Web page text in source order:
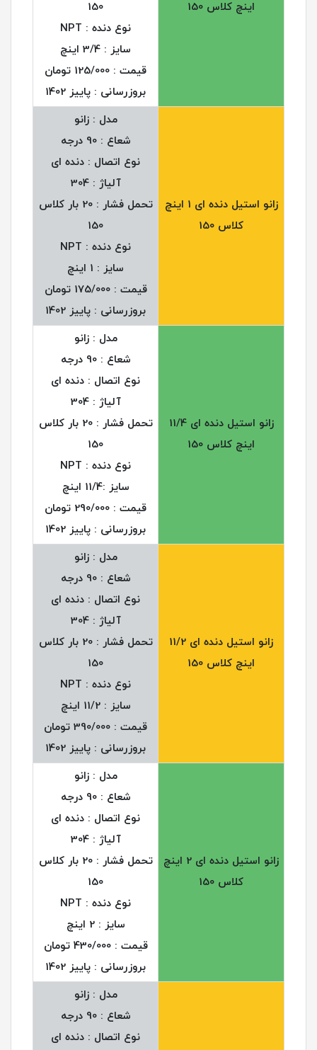
اینچ کلاس 150
150
نوع دنده : NPT
سایز : 3/4 اینچ
قیمت : 125/000 تومان
بروزرسانی : پاییز 1402
زانو استیل دنده ای 1 اینچ
کلاس 150
مدل : زانو
شعاع : 90 درجه
نوع اتصال : دنده ای
آلیاژ : 304
تحمل فشار : 20 بار کلاس
150
نوع دنده : NPT
سایز : 1 اینچ
قیمت : 175/000 تومان
بروزرسانی : پاییز 1402
زانو استیل دنده ای 11/4
اینچ کلاس 150
مدل : زانو
شعاع : 90 درجه
نوع اتصال : دنده ای
آلیاژ : 304
تحمل فشار : 20 بار کلاس
150
نوع دنده : NPT
سایز :11/4 اینچ
قیمت : 290/000 تومان
بروزرسانی : پاییز 1402
زانو استیل دنده ای 11/2
اینچ کلاس 150
مدل : زانو
شعاع : 90 درجه
نوع اتصال : دنده ای
آلیاژ : 304
تحمل فشار : 20 بار کلاس
150
نوع دنده : NPT
سایز : 11/2 اینچ
قیمت : 390/000 تومان
بروزرسانی : پاییز 1402
زانو استیل دنده ای 2 اینچ
کلاس 150
مدل : زانو
شعاع : 90 درجه
نوع اتصال : دنده ای
آلیاژ : 304
تحمل فشار : 20 بار کلاس
150
نوع دنده : NPT
سایز : 2 اینچ
قیمت : 430/000 تومان
بروزرسانی : پاییز 1402
مدل : زانو
شعاع : 90 درجه
نوع اتصال : دنده ای